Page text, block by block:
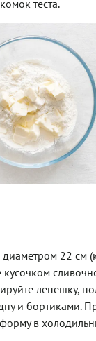
теста.
22 см
лепешку,
и бортиками.
в